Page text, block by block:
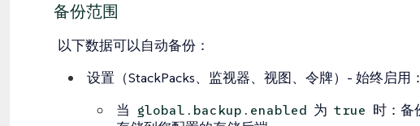
备份范围
以下数据可以自动备份：
设置 （StackPacks、监视器、视图、令牌）- 始终启用：
当 global.backup.enabled 为 true 时：备